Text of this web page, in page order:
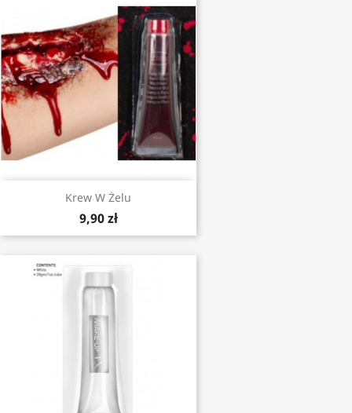
Krew W Żelu
9,90 zł